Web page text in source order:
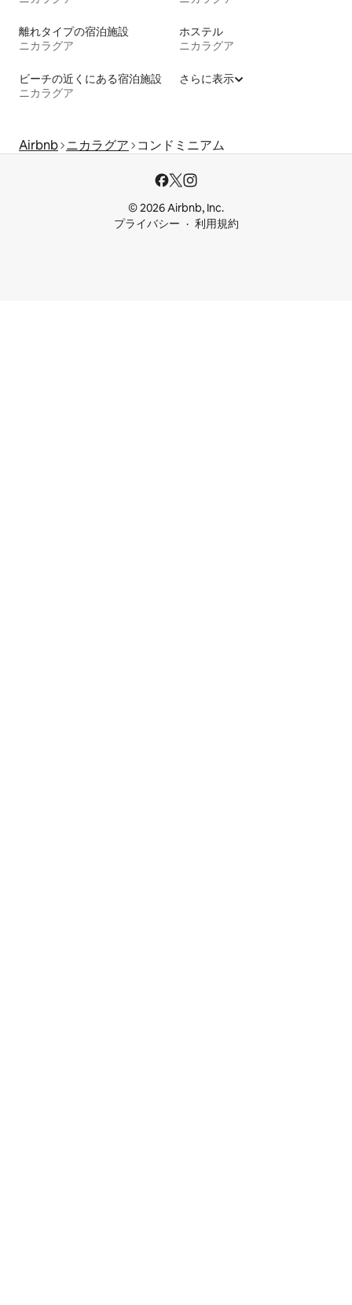
離れタイプの宿泊施設
ニカラグア
ホステル
ニカラグア
ビーチの近くにある宿泊施設
ニカラグア
さらに表示
Airbnb ニカラグア コンドミニアム
© 2026 Airbnb, Inc.
プライバシー
利用規約